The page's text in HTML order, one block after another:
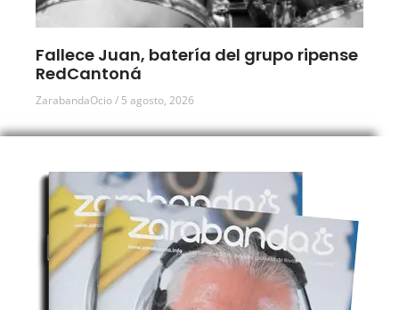
Fallece Juan, batería del grupo ripense
RedCantoná
ZarabandaOcio 5 agosto, 2026